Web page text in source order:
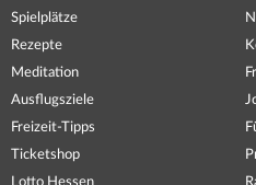
Spielplätze
Rezepte
Meditation
Ausflugsziele
Freizeit-Tipps
Ticketshop
Lotto Hessen